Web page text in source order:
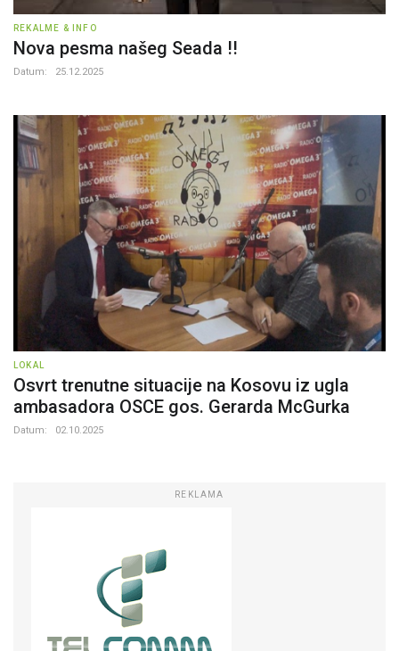
REKALME & INFO
Nova pesma našeg Seada !!
Datum: 25.12.2025
LOKAL
Osvrt trenutne situacije na Kosovu iz ugla
ambasadora OSCE gos. Gerarda McGurka
Datum: 02.10.2025
REKLAMA